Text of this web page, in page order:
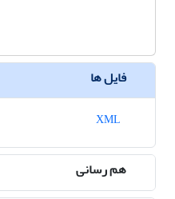
فایل ها
هم رسانی